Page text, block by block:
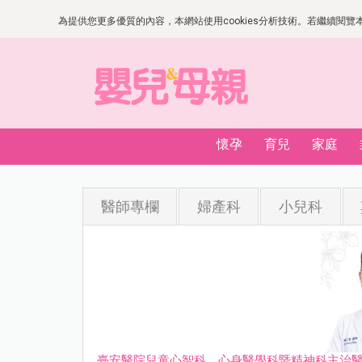
為提供您更多優質的內容，本網站使用cookies分析技術。若繼續閱
懷孕 育兒 家庭
醫師專欄 婦產科 小兒科